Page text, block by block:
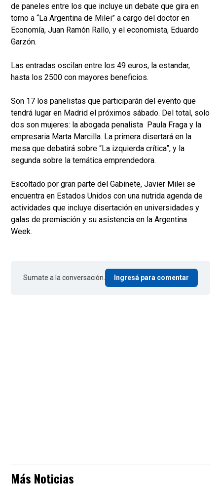
de paneles entre los que incluye un debate que gira en
torno a “La Argentina de Milei” a cargo del doctor en
Economía, Juan Ramón Rallo, y el economista, Eduardo
Garzón.
Las entradas oscilan entre los 49 euros, la estandar,
hasta los 2500 con mayores beneficios.
Son 17 los panelistas que participarán del evento que
tendrá lugar en Madrid el próximos sábado. Del total, solo
dos son mujeres: la abogada penalista Paula Fraga y la
empresaria Marta Marcilla. La primera disertará en la
mesa que debatirá sobre “La izquierda crítica”, y la
segunda sobre la temática emprendedora.
Escoltado por gran parte del Gabinete, Javier Milei se
encuentra en Estados Unidos con una nutrida agenda de
actividades que incluye disertación en universidades y
galas de premiación y su asistencia en la Argentina
Week.
Sumate a la conversación. Ingresá para comentar
Más Noticias